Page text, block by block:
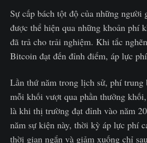
Sự cấp bách tột độ của những người
được thể hiện qua những khoản phí
đã trả cho trải nghiệm. Khi tắc
Bitcoin đạt đến đỉnh điểm, áp lực
Lần thứ năm trong lịch sử, phí trung
mỗi khối vượt qua phần thưởng
là khi thị trường đạt đỉnh vào năm
năm sự kiện này, thời kỳ áp lực phí
thời gian ngắn và giảm xuống chỉ